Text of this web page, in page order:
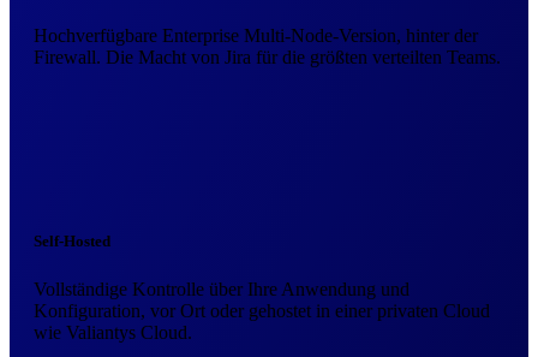
Hochverfügbare Enterprise Multi-Node-Version, hinter der
Firewall. Die Macht von Jira für die größten verteilten Teams.
Self-Hosted
Vollständige Kontrolle über Ihre Anwendung und
Konfiguration, vor Ort oder gehostet in einer privaten Cloud
wie Valiantys Cloud.